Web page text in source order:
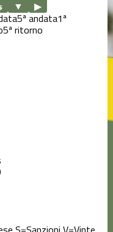
▶
5ª andata1ª
5ª ritorno